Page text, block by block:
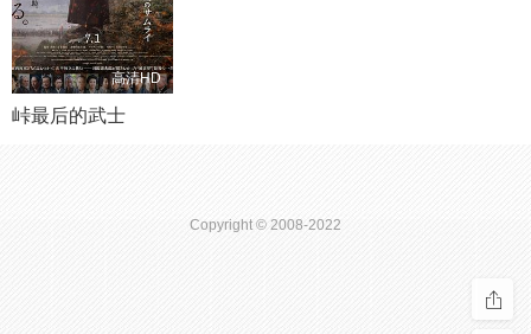
高清HD
峠最后的武士
Copyright © 2008-2022